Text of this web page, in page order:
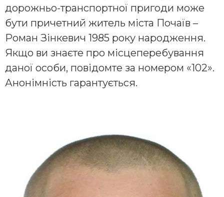
дорожньо-транспортної пригоди може
бути причетний житель міста Почаїв –
Роман Зінкевич 1985 року народження.
Якщо ви знаєте про місцеперебування
даної особи, повідомте за номером «102».
Анонімність гарантується.